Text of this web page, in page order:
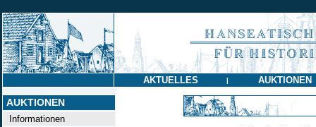
AKTUELLES | AUKTIONEN
AUKTIONEN
Informationen